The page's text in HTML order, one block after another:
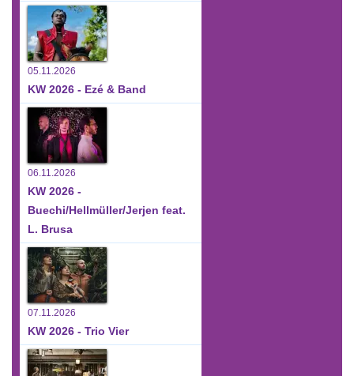
05.11.2026
KW 2026 - Ezé & Band
06.11.2026
KW 2026 -
Buechi/Hellmüller/Jerjen feat.
L. Brusa
07.11.2026
KW 2026 - Trio Vier